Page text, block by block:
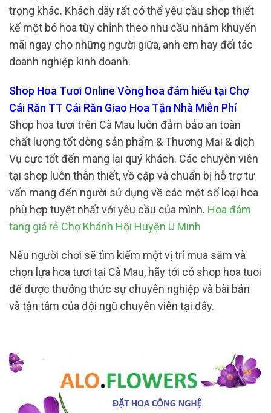
trọng khác. Khách dãy rất có thể yêu cầu shop thiết
kế một bó hoa tùy chỉnh theo nhu cầu nhằm khuyến
mãi ngay cho những người giữa, anh em hay đối tác
doanh nghiệp kinh doanh.
Shop Hoa Tươi Online Vòng hoa đám hiếu tại Chợ
Cái Răn TT Cái Răn Giao Hoa Tận Nhà Miễn Phí
Shop hoa tươi trên Cà Mau luôn đảm bảo an toàn
chất lượng tốt dòng sản phẩm & Thương Mại & dịch
Vụ cực tốt đến mang lại quý khách. Các chuyên viên
tại shop luôn thân thiết, vồ cập và chuẩn bị hỗ trợ tư
vấn mang đến người sử dụng về các một số loại hoa
phù hợp tuyệt nhất với yêu cầu của mình. Hoa đám
tang giá rẻ Chợ Khánh Hội Huyện U Minh
Nếu người chơi sẽ tìm kiếm một vị trí mua sắm và
chọn lựa hoa tươi tại Cà Mau, hãy tới có shop hoa tuoi
để được thưởng thức sự chuyên nghiệp và bài bản
và tận tâm của đội ngũ chuyên viên tại đây.